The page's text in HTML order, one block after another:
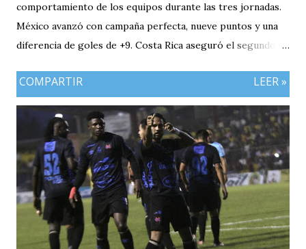
comportamiento de los equipos durante las tres jornadas.
México avanzó con campaña perfecta, nueve puntos y una
diferencia de goles de +9. Costa Rica aseguró el segundo
tres puntos y diferencia de -1, mientras Antigua y Barbuda
cerró sin sumar. ¿Por qué Guatemala terminó tercera y
dependió de otros resultados? Porque el equipo solo
consiguió imponer condiciones frente al rival más débil del
grupo. En los dos partidos que definían la clasificación fue
superado en posesión, producción ofensiva y generación de
ocasiones de gol. La goleada frente a México terminó
siendo la consecuencia más visible de una diferencia que ya
se había manifestado ante Costa Rica y que obligó a la
COMPARTIR LEER »